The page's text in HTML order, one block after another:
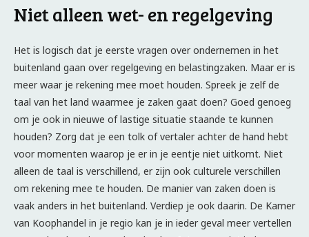
Niet alleen wet- en regelgeving
Het is logisch dat je eerste vragen over ondernemen in het
buitenland gaan over regelgeving en belastingzaken. Maar er is
meer waar je rekening mee moet houden. Spreek je zelf de
taal van het land waarmee je zaken gaat doen? Goed genoeg
om je ook in nieuwe of lastige situatie staande te kunnen
houden? Zorg dat je een tolk of vertaler achter de hand hebt
voor momenten waarop je er in je eentje niet uitkomt. Niet
alleen de taal is verschillend, er zijn ook culturele verschillen
om rekening mee te houden. De manier van zaken doen is
vaak anders in het buitenland. Verdiep je ook daarin. De Kamer
van Koophandel in je regio kan je in ieder geval meer vertellen